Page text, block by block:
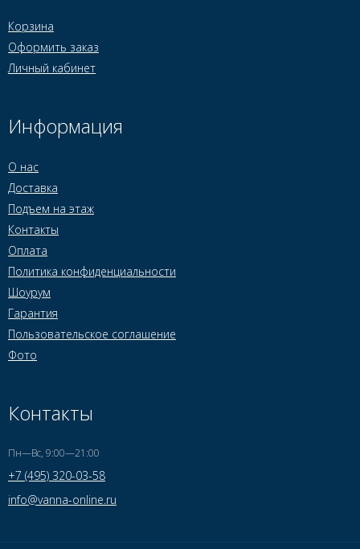
Корзина
Оформить заказ
Личный кабинет
Информация
О нас
Доставка
Подъем на этаж
Контакты
Оплата
Политика конфиденциальности
Шоурум
Гарантия
Пользовательское соглашение
Фото
Контакты
Пн—Вс, 9:00—21:00
+7 (495) 320-03-58
info@vanna-online.ru